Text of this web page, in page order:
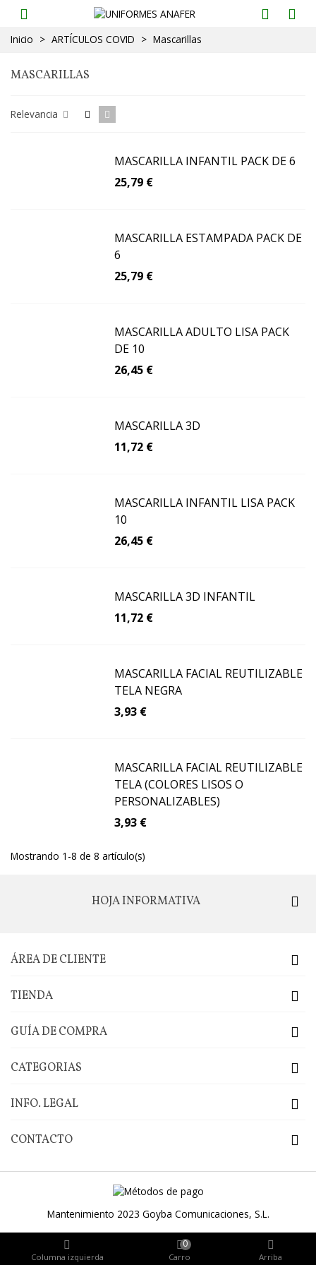
Inicio > ARTÍCULOS COVID > Mascarillas
MASCARILLAS
Relevancia
MASCARILLA INFANTIL PACK DE 6
25,79 €
MASCARILLA ESTAMPADA PACK DE
6
25,79 €
MASCARILLA ADULTO LISA PACK
DE 10
26,45 €
MASCARILLA 3D
11,72 €
MASCARILLA INFANTIL LISA PACK
10
26,45 €
MASCARILLA 3D INFANTIL
11,72 €
MASCARILLA FACIAL REUTILIZABLE
TELA NEGRA
3,93 €
MASCARILLA FACIAL REUTILIZABLE
TELA (COLORES LISOS O
PERSONALIZABLES)
3,93 €
Mostrando 1-8 de 8 artículo(s)
HOJA INFORMATIVA
ÁREA DE CLIENTE
TIENDA
GUÍA DE COMPRA
CATEGORIAS
INFO. LEGAL
CONTACTO
Mantenimiento 2023 Goyba Comunicaciones, S.L.
Columna izquierda Carro
0
Arriba